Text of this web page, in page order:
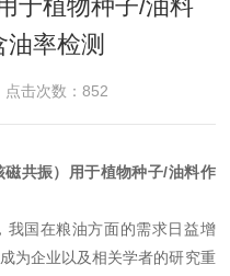
于植物种子/油料
率检测
点击次数：852
共振）用于植物种子/油料作
我国在粮油方面的需求日益增
为企业以及相关学者的研究重